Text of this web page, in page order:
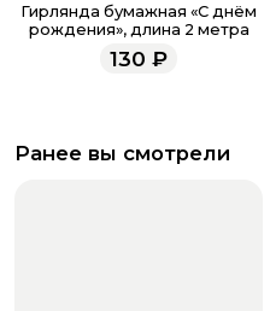
Гирлянда бумажная «C днём
рождения», длина 2 метра
130 ₽
Ранее вы смотрели